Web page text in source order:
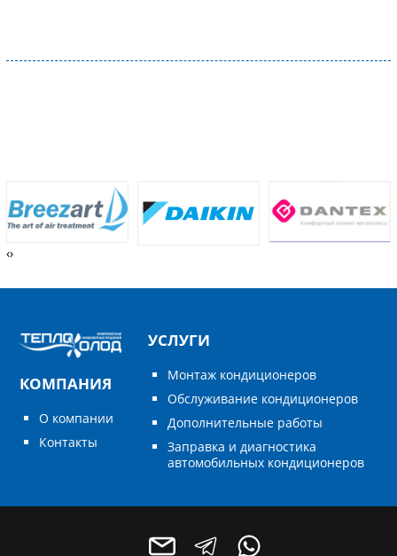
‹›
КОМПАНИЯ
О компании
Контакты
УСЛУГИ
Монтаж кондиционеров
Обслуживание кондиционеров
Дополнительные работы
Заправка и диагностика
автомобильных кондиционеров